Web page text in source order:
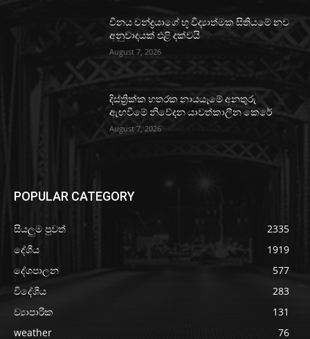
චීනය චන්ද්‍රයාගේ භූ විද්‍යාත්මක සිතියමේ නව
අනුවාදයක් එළි දක්වයි
August 7, 2026
දිස්ත්‍රික්ක හතරක නායයෑමේ අනතුරු
ඇඟවීමේ නිවේදන යාවත්කාලීන කෙරේ
August 7, 2026
POPULAR CATEGORY
සියලුම පුවත්
2335
දේශීය
1919
දේශපාලන
577
විදේශීය
283
ව්‍යාපාරික
131
weather
76